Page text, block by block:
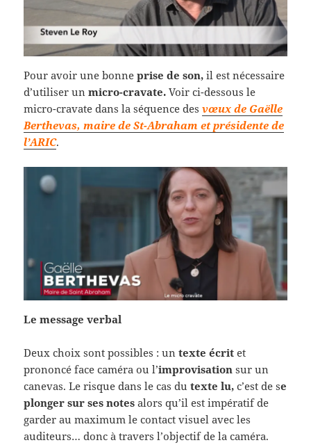
Pour avoir une bonneprise de son, il est nécessaire
d’utiliser unmicro-cravate. Voir ci-dessous le
micro-cravate dans la séquence desvœux de Gaëlle
Berthevas, maire de St-Abraham et présidente de
l’ARIC.
Le message verbal
Deux choix sont possibles : untexte écrit et
prononcé face caméra ou l’improvisation sur un
canevas. Le risque dans le cas dutexte lu, c’est de se
plonger sur ses notes alors qu’il est impératif de
garder au maximum le contact visuel avec les
auditeurs… donc à travers l’objectif de la caméra.